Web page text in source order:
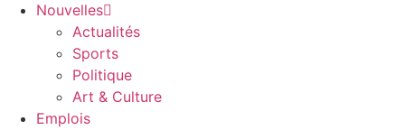
Nouvelles
Actualités
Sports
Politique
Art & Culture
Emplois